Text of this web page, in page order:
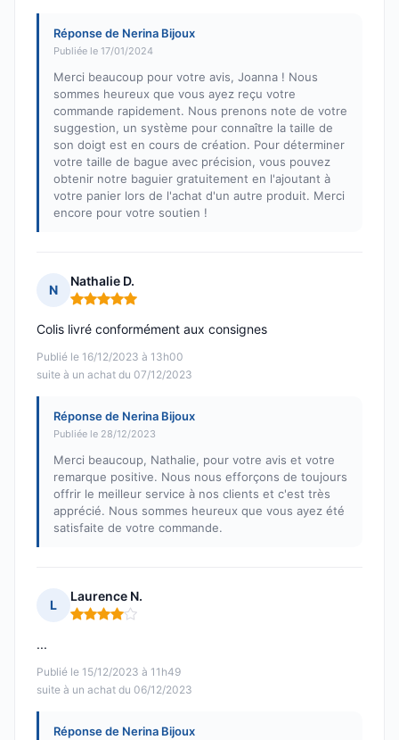
Réponse de Nerina Bijoux
Publiée le 17/01/2024
Merci beaucoup pour votre avis, Joanna ! Nous
sommes heureux que vous ayez reçu votre
commande rapidement. Nous prenons note de votre
suggestion, un système pour connaître la taille de
son doigt est en cours de création. Pour déterminer
votre taille de bague avec précision, vous pouvez
obtenir notre baguier gratuitement en l'ajoutant à
votre panier lors de l'achat d'un autre produit. Merci
encore pour votre soutien !
N
Nathalie D.
Note : 5 sur 5
Publié le 16/12/2023 à 13h00
suite à un achat du 07/12/2023
Colis livré conformément aux consignes
Réponse de Nerina Bijoux
Publiée le 28/12/2023
Merci beaucoup, Nathalie, pour votre avis et votre
remarque positive. Nous nous efforçons de toujours
offrir le meilleur service à nos clients et c'est très
apprécié. Nous sommes heureux que vous ayez été
satisfaite de votre commande.
L
Laurence N.
Note : 4 sur 5
Publié le 15/12/2023 à 11h49
suite à un achat du 06/12/2023
...
Réponse de Nerina Bijoux